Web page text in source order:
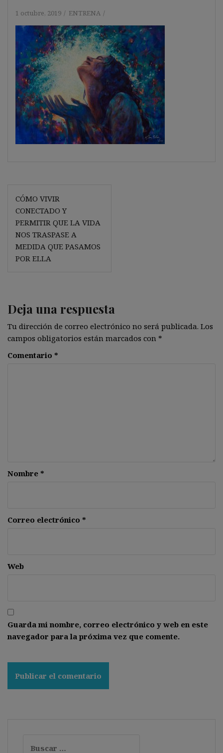
1 octubre, 2019 ENTRENA
Navegación
de
entradas
CÓMO VIVIR
CONECTADO Y
PERMITIR QUE LA VIDA
NOS TRASPASE A
MEDIDA QUE PASAMOS
POR ELLA
Deja una respuesta
Tu dirección de correo electrónico no será publicada. Los
campos obligatorios están marcados con *
Comentario *
Nombre *
Correo electrónico *
Web
Guarda mi nombre, correo electrónico y web en este
navegador para la próxima vez que comente.